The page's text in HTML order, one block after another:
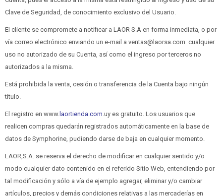
Clave de Seguridad, de conocimiento exclusivo del Usuario.
El cliente se compromete a notificar a LAOR S.A en forma inmediata, o por
vía correo electrónico enviando un e-mail a ventas@laorsa.com cualquier
uso no autorizado de su Cuenta, así como el ingreso por terceros no
autorizados a la misma.
Está prohibida la venta, cesión o transferencia de la Cuenta bajo ningún
título.
El registro en www. laortienda.com.uy es gratuito. Los usuarios que
realicen compras quedarán registrados automáticamente en la base de
datos de Symphorine, pudiendo darse de baja en cualquier momento.
LAOR,S.A. se reserva el derecho de modificar en cualquier sentido y/o
modo cualquier dato contenido en el referido Sitio Web, entendiendo por
tal modificación y sólo a vía de ejemplo agregar, eliminar y/o cambiar
artículos, precios y demás condiciones relativas a las mercaderías en